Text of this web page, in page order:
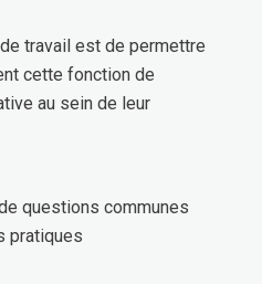
travail est de permettre
cette fonction de
au sein de leur
questions communes
pratiques